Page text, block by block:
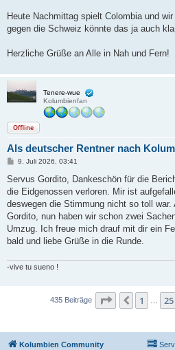
Heute Nachmittag spielt Colombia und
gegen die Schweiz könnte das ja auch
Herzliche Grüße an Alle in Nah und Fern!
Tenere-wue
Kolumbienfan
Offline
Als deutscher Rentner nach
B
i
r
a
9. Juli 2026, 03:41
Servus Gordito, Dankeschön für die
die Eidgenossen verloren. Mir ist
deswegen die Stimmung nicht so toll war.
Gordito, nun haben wir schon zwei
Umzug. Ich freue mich drauf mit dir ein
bald und liebe Grüße in die Runde.
-vive tu sueno !
435 Beiträge Seite 29 von 29
Vorherige
1 25
Kolumbien Community